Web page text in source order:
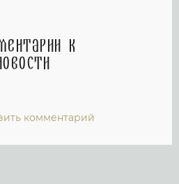
к
комментарий